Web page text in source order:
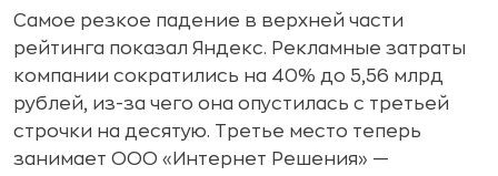
Самое резкое падение в верхней части
рейтинга показал Яндекс. Рекламные затраты
компании сократились на 40% до 5,56 млрд
рублей, из-за чего она опустилась с третьей
строчки на десятую. Третье место теперь
занимает ООО «Интернет Решения» —